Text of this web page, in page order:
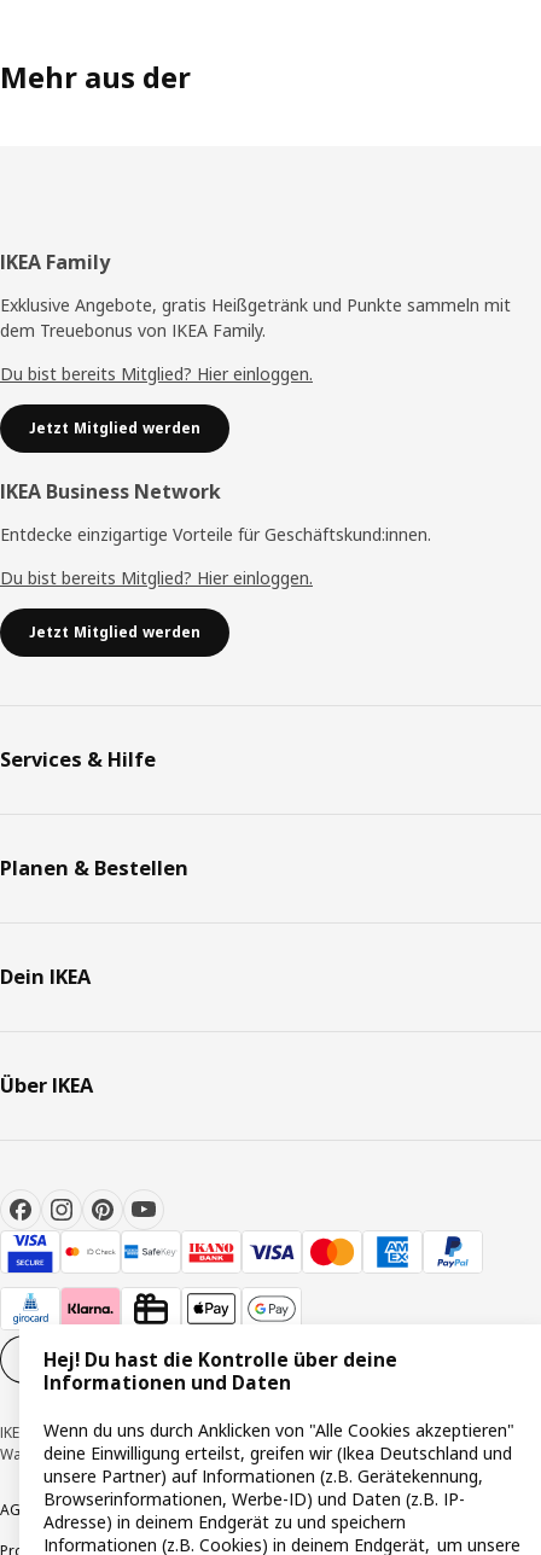
Mehr aus der
Fußzeile
IKEA Family
Exklusive Angebote, gratis Heißgetränk und Punkte sammeln mit
dem Treuebonus von IKEA Family.
Du bist bereits Mitglied? Hier einloggen.
Jetzt Mitglied werden
IKEA Business Network
Entdecke einzigartige Vorteile für Geschäftskund:innen.
Du bist bereits Mitglied? Hier einloggen.
Jetzt Mitglied werden
Services & Hilfe
Planen & Bestellen
Dein IKEA
Über IKEA
Cookie-Einstellungen DE
IKEA Deutschland GmbH & Co. KG - Am Wandersmann 2-4, 65719 Hofheim-
Wallau © Inter IKEA Systems B.V. 1999-2026
AGB BarrierefreiheitCookie-RichtlinieDatenschutzerklärung Impressum
Hej! Du hast die Kontrolle über deine
Informationen und Daten
Wenn du uns durch Anklicken von "Alle Cookies akzeptieren"
deine Einwilligung erteilst, greifen wir (Ikea Deutschland und
unsere Partner) auf Informationen (z.B. Gerätekennung,
Browserinformationen, Werbe-ID) und Daten (z.B. IP-
Adresse) in deinem Endgerät zu und speichern
Informationen (z.B. Cookies) in deinem Endgerät, um unsere